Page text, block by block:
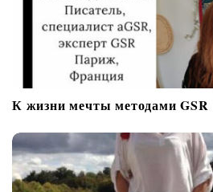
К жизни мечты методами